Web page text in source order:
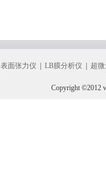
表面张力仪 LB膜分析仪 超
Copyright ©2012